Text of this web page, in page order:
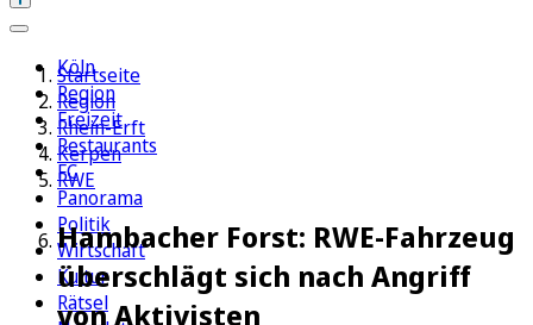
Köln
Region
Freizeit
Restaurants
FC
Panorama
Politik
Wirtschaft
Kultur
Rätsel
Startseite
Region
Rhein-Erft
Kerpen
RWE
Hambacher Forst: RWE-Fahrzeug
überschlägt sich nach Angriff
von Aktivisten